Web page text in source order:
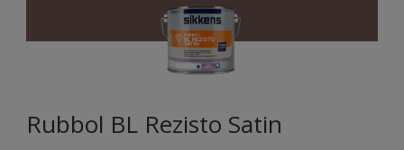
Rubbol BL Rezisto Satin